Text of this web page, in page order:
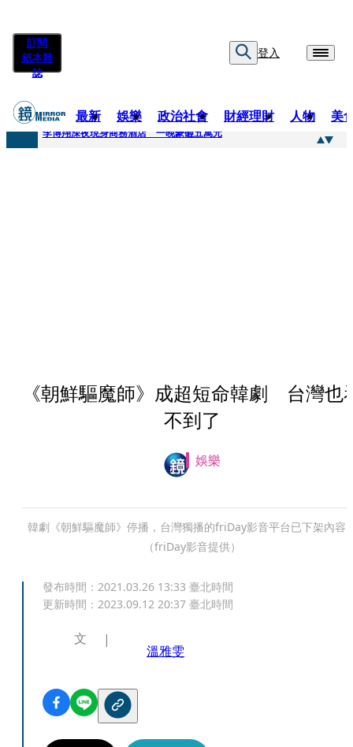
訂閱
紙本雜
誌
登入
最新 娛樂 政治社會 財經理財 人物 美
快訊
李博翔深夜現身商務酒店 一晚豪砸五萬元
《朝鮮驅魔師》成超短命韓劇 台灣也
不到了
娛樂
韓劇《朝鮮驅魔師》停播，台灣獨播的friDay影音平台已下架內容
（friDay影音提供）
發布時間： 2021.03.26 13:33 臺北時間
更新時間： 2023.09.12 20:37 臺北時間
文
溫雅雯